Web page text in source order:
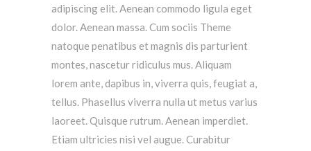
adipiscing elit. Aenean commodo ligula eget
dolor. Aenean massa. Cum sociis Theme
natoque penatibus et magnis dis parturient
montes, nascetur ridiculus mus. Aliquam
lorem ante, dapibus in, viverra quis, feugiat a,
tellus. Phasellus viverra nulla ut metus varius
laoreet. Quisque rutrum. Aenean imperdiet.
Etiam ultricies nisi vel augue. Curabitur